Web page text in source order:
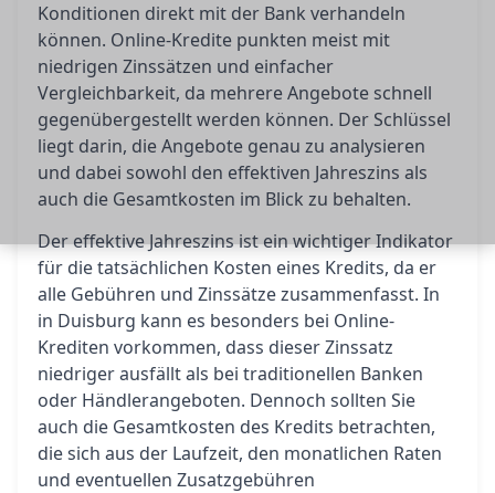
Konditionen direkt mit der Bank verhandeln
können. Online-Kredite punkten meist mit
niedrigen Zinssätzen und einfacher
Vergleichbarkeit, da mehrere Angebote schnell
gegenübergestellt werden können. Der Schlüssel
liegt darin, die Angebote genau zu analysieren
und dabei sowohl den effektiven Jahreszins als
auch die Gesamtkosten im Blick zu behalten.
Der effektive Jahreszins ist ein wichtiger Indikator
für die tatsächlichen Kosten eines Kredits, da er
alle Gebühren und Zinssätze zusammenfasst. In
in Duisburg kann es besonders bei Online-
Krediten vorkommen, dass dieser Zinssatz
niedriger ausfällt als bei traditionellen Banken
oder Händlerangeboten. Dennoch sollten Sie
auch die Gesamtkosten des Kredits betrachten,
die sich aus der Laufzeit, den monatlichen Raten
und eventuellen Zusatzgebühren